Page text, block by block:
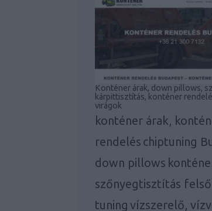
Konténer árak, down pillows,
kárpittisztítás, konténer
virágok
konténer árak,
rendelés chiptuning
down pillows
szőnyegtisztítás
tuning vízszerelő,